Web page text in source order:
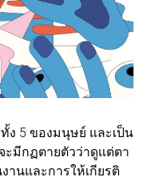
ง 5 ของมนุษย์ และเป็น
มีกฏตายตัวว่าดูแต่ตา
นและการให้เกียรติ